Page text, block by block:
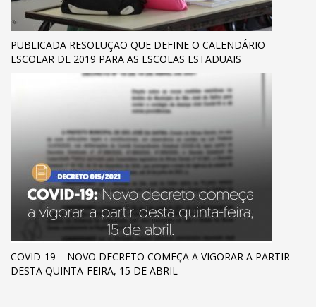
PUBLICADA RESOLUÇÃO QUE DEFINE O CALENDÁRIO
ESCOLAR DE 2019 PARA AS ESCOLAS ESTADUAIS
COVID-19 – NOVO DECRETO COMEÇA A VIGORAR A PARTIR
DESTA QUINTA-FEIRA, 15 DE ABRIL